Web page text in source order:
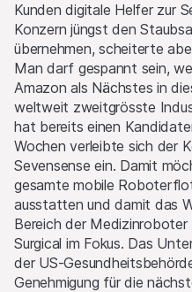
Kunden digitale Helfer zur
Konzern jüngst den
übernehmen, scheiterte
Man darf gespannt sein,
Amazon als Nächstes in
weltweit zweitgrösste
hat bereits einen
Wochen verleibte sich der
Sevensense ein. Damit
gesamte mobile
ausstatten und damit das
Bereich der
Surgical im Fokus. Das
der US-
Genehmigung für die